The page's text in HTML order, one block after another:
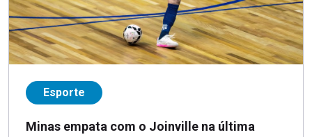
Esporte
Minas empata com o Joinville na última